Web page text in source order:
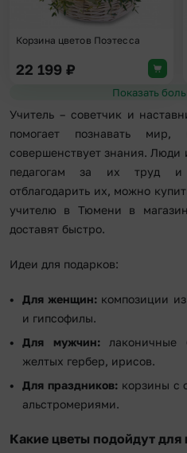
Корзина цветов Поэтесса
22 199 ₽
Учитель – советчик и
помогает познавать
совершенствует знания. Люди
педагогам за их труд и
отблагодарить их, можно
учителю в Тюмени в
доставят быстро.
Идеи для подарков:
Для женщин: композиции
и гипсофилы.
Для мужчин:лаконичные
желтых гербер, ирисов.
Для праздников:корзины с
альстромериями.
Какие цветы подойдут для